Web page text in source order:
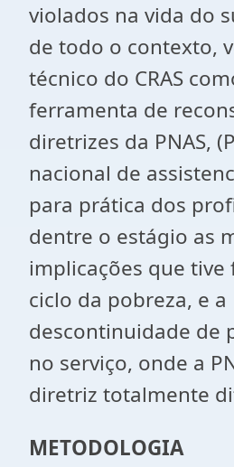
violados na vida do
de todo o contexto,
técnico do CRAS
ferramenta de
diretrizes da PNAS,
nacional de
para prática dos
dentre o estágio as
implicações que
ciclo da pobreza, e a
descontinuidade de
no serviço, onde a
diretriz totalmente
METODOLOGIA